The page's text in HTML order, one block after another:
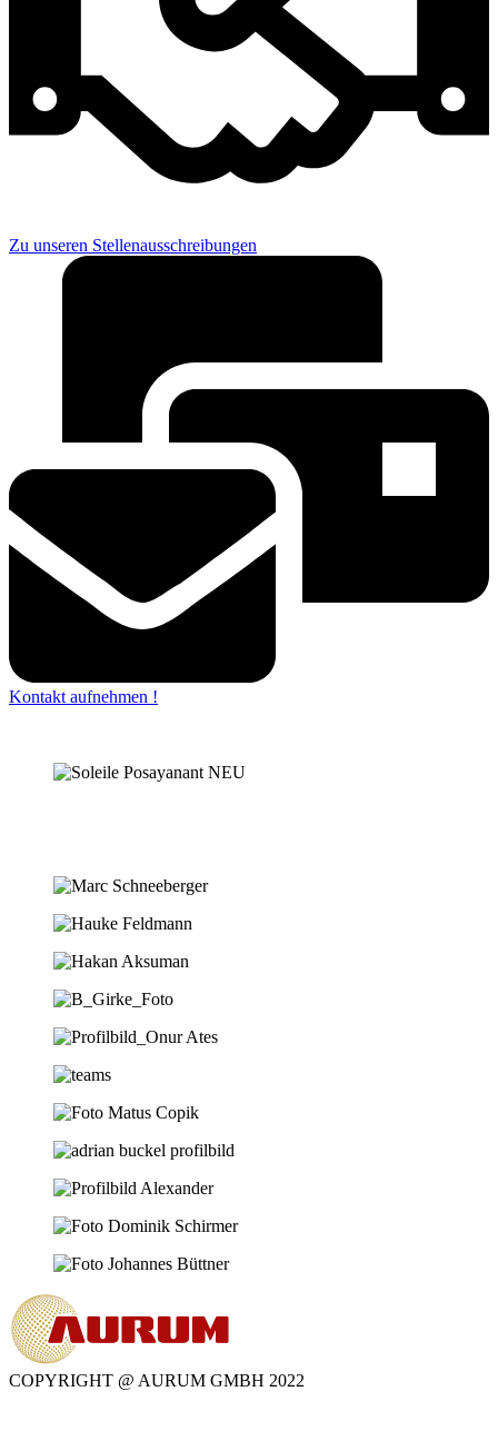
Zu unseren Stellenausschreibungen
Kontakt aufnehmen !
COPYRIGHT @ AURUM GMBH 2022